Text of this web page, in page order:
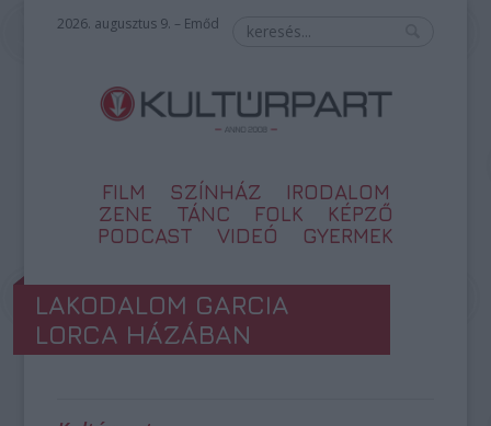
2026. augusztus 9. – Emőd
FILM SZÍNHÁZ
IRODALOM
ZENE
TÁNC FOLK
KÉPZŐ
PODCAST
VIDEÓ GYERMEK
LAKODALOM GARCIA
LORCA HÁZÁBAN